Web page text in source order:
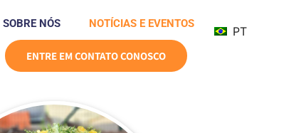
SOBRE NÓS NOTÍCIAS E EVENTOS
ENTRE EM CONTATO CONOSCO
PT